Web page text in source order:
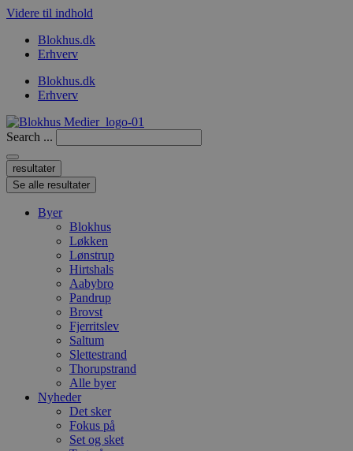
Videre til indhold
Blokhus.dk
Erhverv
Blokhus.dk
Erhverv
Search ...
resultater
Se alle resultater
Byer
Blokhus
Løkken
Lønstrup
Hirtshals
Aabybro
Pandrup
Brovst
Fjerritslev
Saltum
Slettestrand
Thorupstrand
Alle byer
Nyheder
Det sker
Fokus på
Set og sket